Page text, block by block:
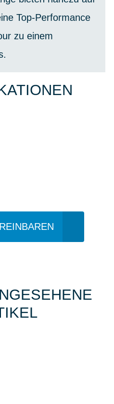
Top-Performance
zu einem